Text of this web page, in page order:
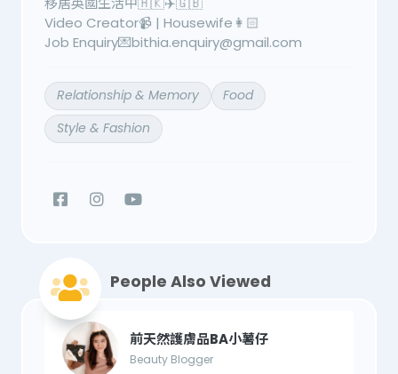
Video Creator📹 | Housewife👩🏻
Job Enquiry💌bithia.enquiry@gmail.com
Relationship & Memory
Food
Style & Fashion
People Also Viewed
前天然護膚品BA小薯仔
Beauty Blogger